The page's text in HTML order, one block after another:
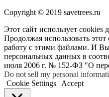
Copyright © 2019 savetrees.ru
Этот сайт использует cookies
Продолжая использовать этот
работу с этими файлами. И Вы
персональных данных в
июля 2006 г. № 152-ФЗ "О
Do not sell my personal
Cookie Settings
Accept